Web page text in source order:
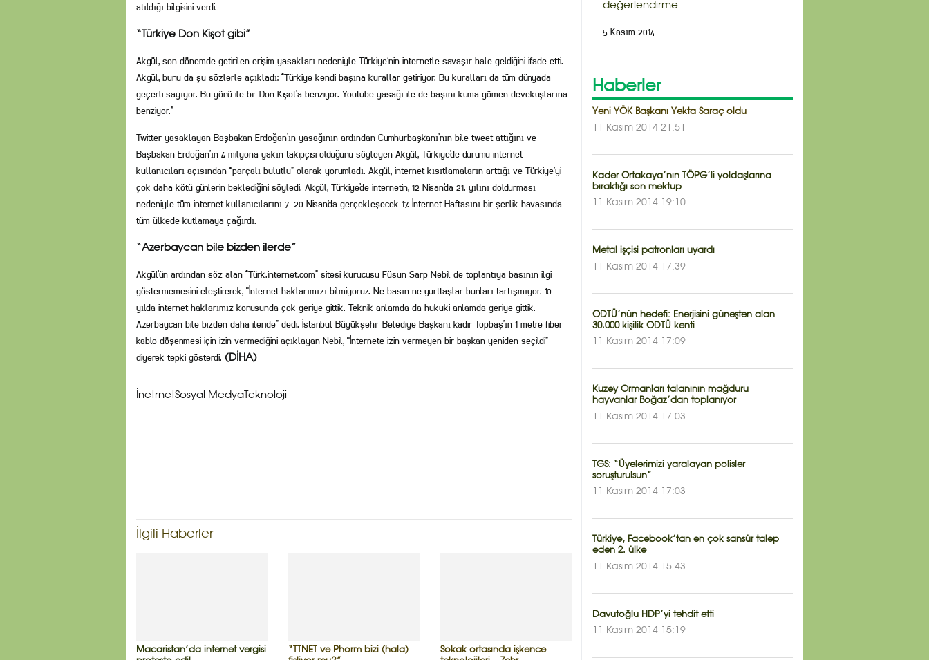
atıldığı bilgisini verdi.
“Türkiye Don Kişot gibi”
Akgül, son dönemde getirilen erişim yasakları nedeniyle Türkiye’nin internetle savaşır hale geldiğini ifade etti.
Akgül, bunu da şu sözlerle açıkladı: “Türkiye kendi başına kurallar getiriyor. Bu kuralları da tüm dünyada
geçerli sayıyor. Bu yönü ile bir Don Kişot’a benziyor. Youtube yasağı ile de başını kuma gömen devekuşlarına
benziyor.”
Twitter yasaklayan Başbakan Erdoğan’ın yasağının ardından Cumhurbaşkanı’nın bile tweet attığını ve
Başbakan Erdoğan’ın 4 milyona yakın takipçisi olduğunu söyleyen Akgül, Türkiye’de durumu internet
kullanıcıları açısından “parçalı bulutlu” olarak yorumladı. Akgül, internet kısıtlamaların arttığı ve Türkiye’yi
çok daha kötü günlerin beklediğini söyledi. Akgül, Türkiye’de internetin, 12 Nisan’da 21. yılını doldurması
nedeniyle tüm internet kullanıcılarını 7-20 Nisan’da gerçekleşecek 17. İnternet Haftasını bir şenlik havasında
tüm ülkede kutlamaya çağırdı.
“Azerbaycan bile bizden ilerde”
Akgül’ün ardından söz alan “Türk.internet.com” sitesi kurucusu Füsun Sarp Nebil de toplantıya basının ilgi
göstermemesini eleştirerek, “İnternet haklarımızı bilmiyoruz. Ne basın ne yurttaşlar bunları tartışmıyor. 10
yılda internet haklarımız konusunda çok geriye gittik. Teknik anlamda da hukuki anlamda geriye gittik.
Azerbaycan bile bizden daha ileride” dedi. İstanbul Büyükşehir Belediye Başkanı kadir Topbaş’ın 1 metre fiber
kablo döşenmesi için izin vermediğini açıklayan Nebil, “İnternete izin vermeyen bir başkan yeniden seçildi”
diyerek tepki gösterdi. (DİHA)
İnetrnetSosyal MedyaTeknoloji
İlgili Haberler
Macaristan’da internet vergisi
“TTNET ve Phorm bizi (hala)
Sokak ortasında işkence
değerlendirme
5 Kasım 2014
Haberler
Yeni YÖK Başkanı Yekta Saraç oldu
11 Kasım 2014 21:51
Kader Ortakaya’nın TÖPG’li yoldaşlarına
bıraktığı son mektup
11 Kasım 2014 19:10
Metal işçisi patronları uyardı
11 Kasım 2014 17:39
ODTÜ’nün hedefi: Enerjisini güneşten alan
30.000 kişilik ODTÜ kenti
11 Kasım 2014 17:09
Kuzey Ormanları talanının mağduru
hayvanlar Boğaz’dan toplanıyor
11 Kasım 2014 17:03
TGS: “Üyelerimizi yaralayan polisler
soruşturulsun”
11 Kasım 2014 17:03
Türkiye, Facebook’tan en çok sansür talep
eden 2. ülke
11 Kasım 2014 15:43
Davutoğlu HDP’yi tehdit etti
11 Kasım 2014 15:19